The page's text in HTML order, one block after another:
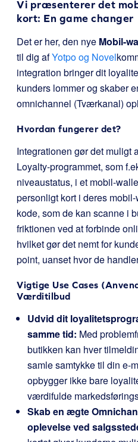
Vi præsenterer det
kort: En game changer
Det er her, den nye Mobil-
til dig afYotpo og Novel
integration bringer dit
kunders lommer og skaber
omnichannel (Tværkanal)
Hvordan fungerer det?
Integrationen gør det muligt
Loyalty-programmet, som
niveaustatus, i et mobil-
personligt kort i deres
kode, som de kan scanne i
friktionen ved at forbinde
hvilket gør det nemt for
point, uanset hvor de
Vigtige Use Cases
Værditilbud
Udvid dit
samme tid: Med
butikken kan hver
samle samtykke til din e-
opbygger ikke bare
værdifulde
Skab en ægte
oplevelse ved